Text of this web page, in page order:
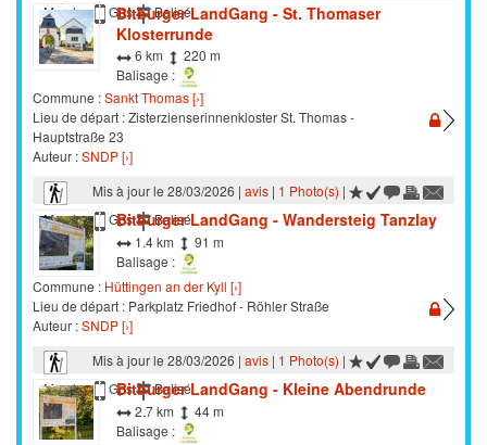
Marche
Gps Balisé
Bitburger LandGang - St. Thomaser
Klosterrunde
6 km
220 m
Balisage :
Commune :Sankt Thomas [›]
Lieu de départ : Zisterzienserinnenkloster St. Thomas -
Hauptstraße 23
Auteur :SNDP [›]
Mis à jour le 28/03/2026 | avis| 1 Photo(s) |
Marche
Gps Balisé
Bitburger LandGang - Wandersteig Tanzlay
1.4 km
91 m
Balisage :
Commune : Hüttingen an der Kyll [›]
Lieu de départ : Parkplatz Friedhof - Röhler Straße
Auteur :SNDP [›]
Mis à jour le 28/03/2026 | avis| 1 Photo(s) |
Marche
Gps Balisé
Bitburger LandGang - Kleine Abendrunde
2.7 km
44 m
Balisage :